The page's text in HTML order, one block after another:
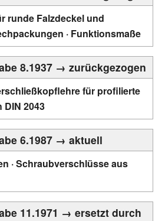
runde Falzdeckel und
· Funktionsmaße
8.1937 → zurückgezogen
für profilierte
DIN 2043
6.1987 → aktuell
· Schraubverschlüsse aus
11.1971 → ersetzt durch